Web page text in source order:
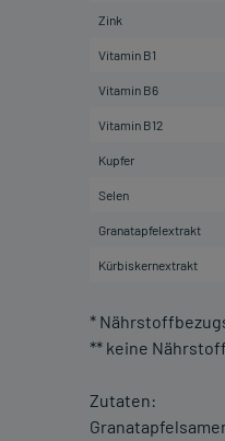
Zink
Vitamin B1
Vitamin B6
Vitamin B12
Kupfer
Selen
Granatapfelextrakt
Kürbiskernextrakt
*
** keine
Zutaten: